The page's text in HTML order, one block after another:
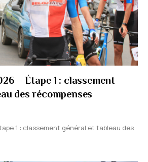
– Étape 1 : classement
des récompenses
1 : classement général et tableau des